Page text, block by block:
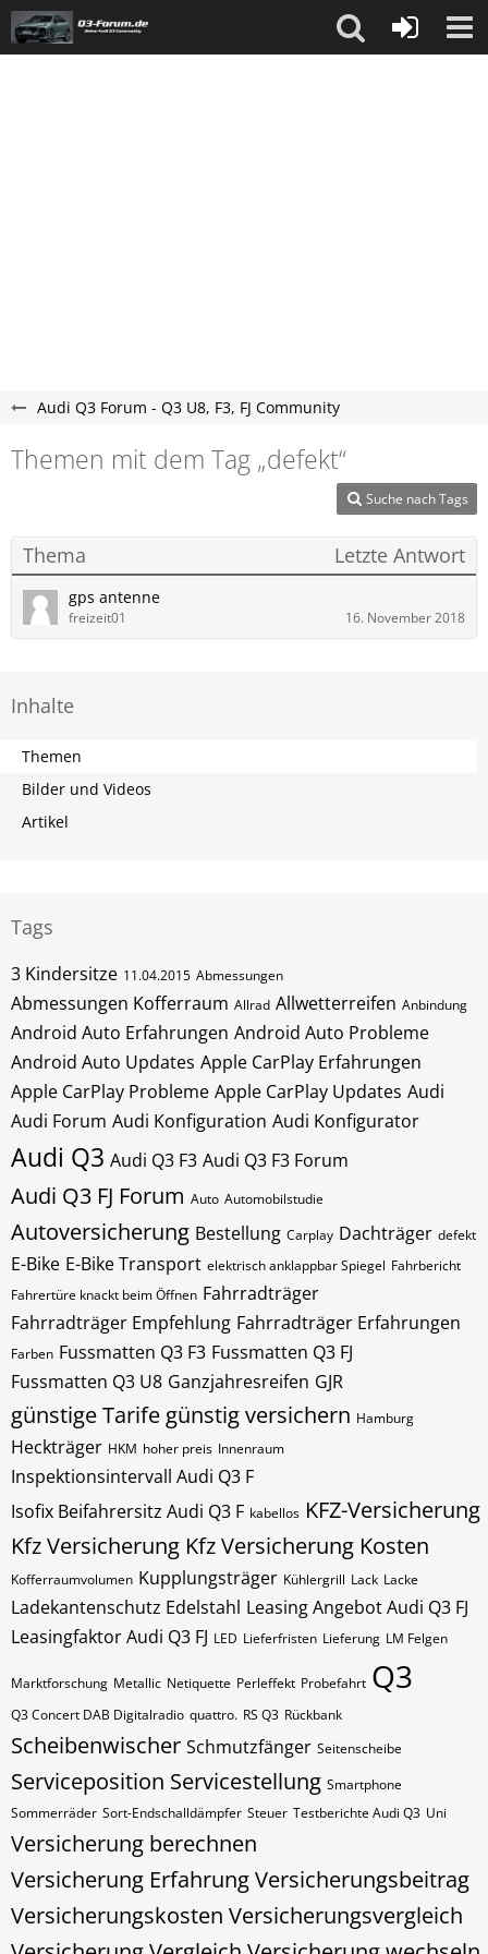
Audi Q3 Forum - Q3 U8, F3, FJ Community
Themen mit dem Tag „defekt“
Suche nach Tags
Thema Letzte Antwort
gps antenne
freizeit01 16. November 2018
Inhalte
Themen
Bilder und Videos
Artikel
Tags
3 Kindersitze 11.04.2015 Abmessungen
Abmessungen Kofferraum Allrad Allwetterreifen Anbindung
Android Auto Erfahrungen Android Auto Probleme
Android Auto Updates Apple CarPlay Erfahrungen
Apple CarPlay Probleme Apple CarPlay Updates Audi
Audi Forum Audi Konfiguration Audi Konfigurator
Audi Q3 Audi Q3 F3 Audi Q3 F3 Forum
Audi Q3 FJ Forum Auto Automobilstudie
Autoversicherung Bestellung Carplay Dachträger defekt
E-Bike E-Bike Transport elektrisch anklappbar Spiegel Fahrbericht
Fahrertüre knackt beim Öffnen Fahrradträger
Fahrradträger Empfehlung Fahrradträger Erfahrungen
Farben Fussmatten Q3 F3 Fussmatten Q3 FJ
Fussmatten Q3 U8 Ganzjahresreifen GJR
günstige Tarife günstig versichern Hamburg
Heckträger HKM hoher preis Innenraum
Inspektionsintervall Audi Q3 F
Isofix Beifahrersitz Audi Q3 F kabellos KFZ-Versicherung
Kfz Versicherung Kfz Versicherung Kosten
Kofferraumvolumen Kupplungsträger Kühlergrill Lack Lacke
Ladekantenschutz Edelstahl Leasing Angebot Audi Q3 FJ
Leasingfaktor Audi Q3 FJ LED Lieferfristen Lieferung LM Felgen
Marktforschung Metallic Netiquette Perleffekt Probefahrt Q3
Q3 Concert DAB Digitalradio quattro. RS Q3 Rückbank
Scheibenwischer Schmutzfänger Seitenscheibe
Serviceposition Servicestellung Smartphone
Sommerräder Sort-Endschalldämpfer Steuer Testberichte Audi Q3 Uni
Versicherung berechnen
Versicherung ErfahrungVersicherungsbeitrag
Versicherungskosten Versicherungsvergleich